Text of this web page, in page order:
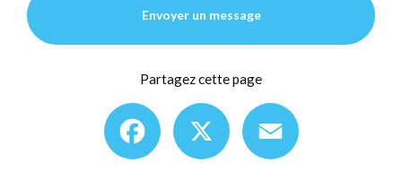
Envoyer un message
Partagez cette page
Facebook